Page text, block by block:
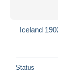
Iceland
Status